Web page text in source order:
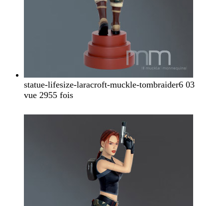
statue-lifesize-laracroft-muckle-tombraider6 03
vue 2955 fois